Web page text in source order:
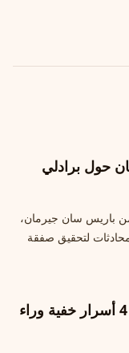
حول برادلي
باريس سان جيرمان،
لتحقيق صفقة
كريستيانو رونالدو وجورجينا رودريغيز: 4 أسرار خفية وراء